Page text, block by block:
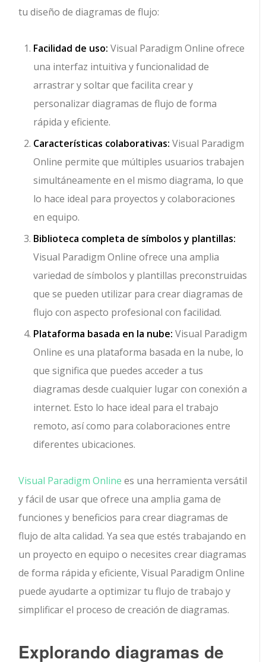
tu diseño de diagramas de flujo:
Facilidad de uso: Visual Paradigm Online ofrece
una interfaz intuitiva y funcionalidad de
arrastrar y soltar que facilita crear y
personalizar diagramas de flujo de forma
rápida y eficiente.
Características colaborativas: Visual Paradigm
Online permite que múltiples usuarios trabajen
simultáneamente en el mismo diagrama, lo que
lo hace ideal para proyectos y colaboraciones
en equipo.
Biblioteca completa de símbolos y plantillas:
Visual Paradigm Online ofrece una amplia
variedad de símbolos y plantillas preconstruidas
que se pueden utilizar para crear diagramas de
flujo con aspecto profesional con facilidad.
Plataforma basada en la nube: Visual Paradigm
Online es una plataforma basada en la nube, lo
que significa que puedes acceder a tus
diagramas desde cualquier lugar con conexión a
internet. Esto lo hace ideal para el trabajo
remoto, así como para colaboraciones entre
diferentes ubicaciones.
Visual Paradigm Online es una herramienta versátil
y fácil de usar que ofrece una amplia gama de
funciones y beneficios para crear diagramas de
flujo de alta calidad. Ya sea que estés trabajando en
un proyecto en equipo o necesites crear diagramas
de forma rápida y eficiente, Visual Paradigm Online
puede ayudarte a optimizar tu flujo de trabajo y
simplificar el proceso de creación de diagramas.
Explorando diagramas de